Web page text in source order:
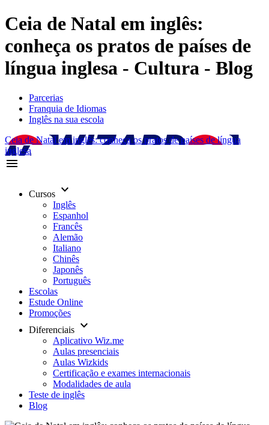
Ceia de Natal em inglês:
conheça os pratos de países de
língua inglesa - Cultura - Blog
Parcerias
Franquia de Idiomas
Inglês na sua escola
Ceia de Natal em inglês: conheça os pratos de países de língua
inglesa
menu
Cursos keyboard_arrow_down
Inglês
Espanhol
Francês
Alemão
Italiano
Chinês
Japonês
Português
Escolas
Estude Online
Promoções
Diferenciais keyboard_arrow_down
Aplicativo Wiz.me
Aulas presenciais
Aulas Wizkids
Certificação e exames internacionais
Modalidades de aula
Teste de inglês
Blog